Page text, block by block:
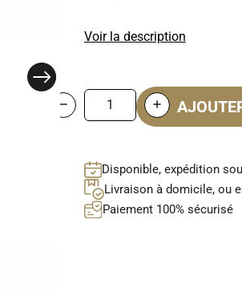
Voir la description
Disponible, expédition
Livraison à domicile, ou
Paiement 100% sécurisé